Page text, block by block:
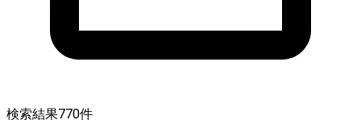
検索結果770件